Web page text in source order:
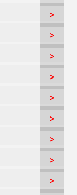
>
>
>
>
>
>
>
>
>